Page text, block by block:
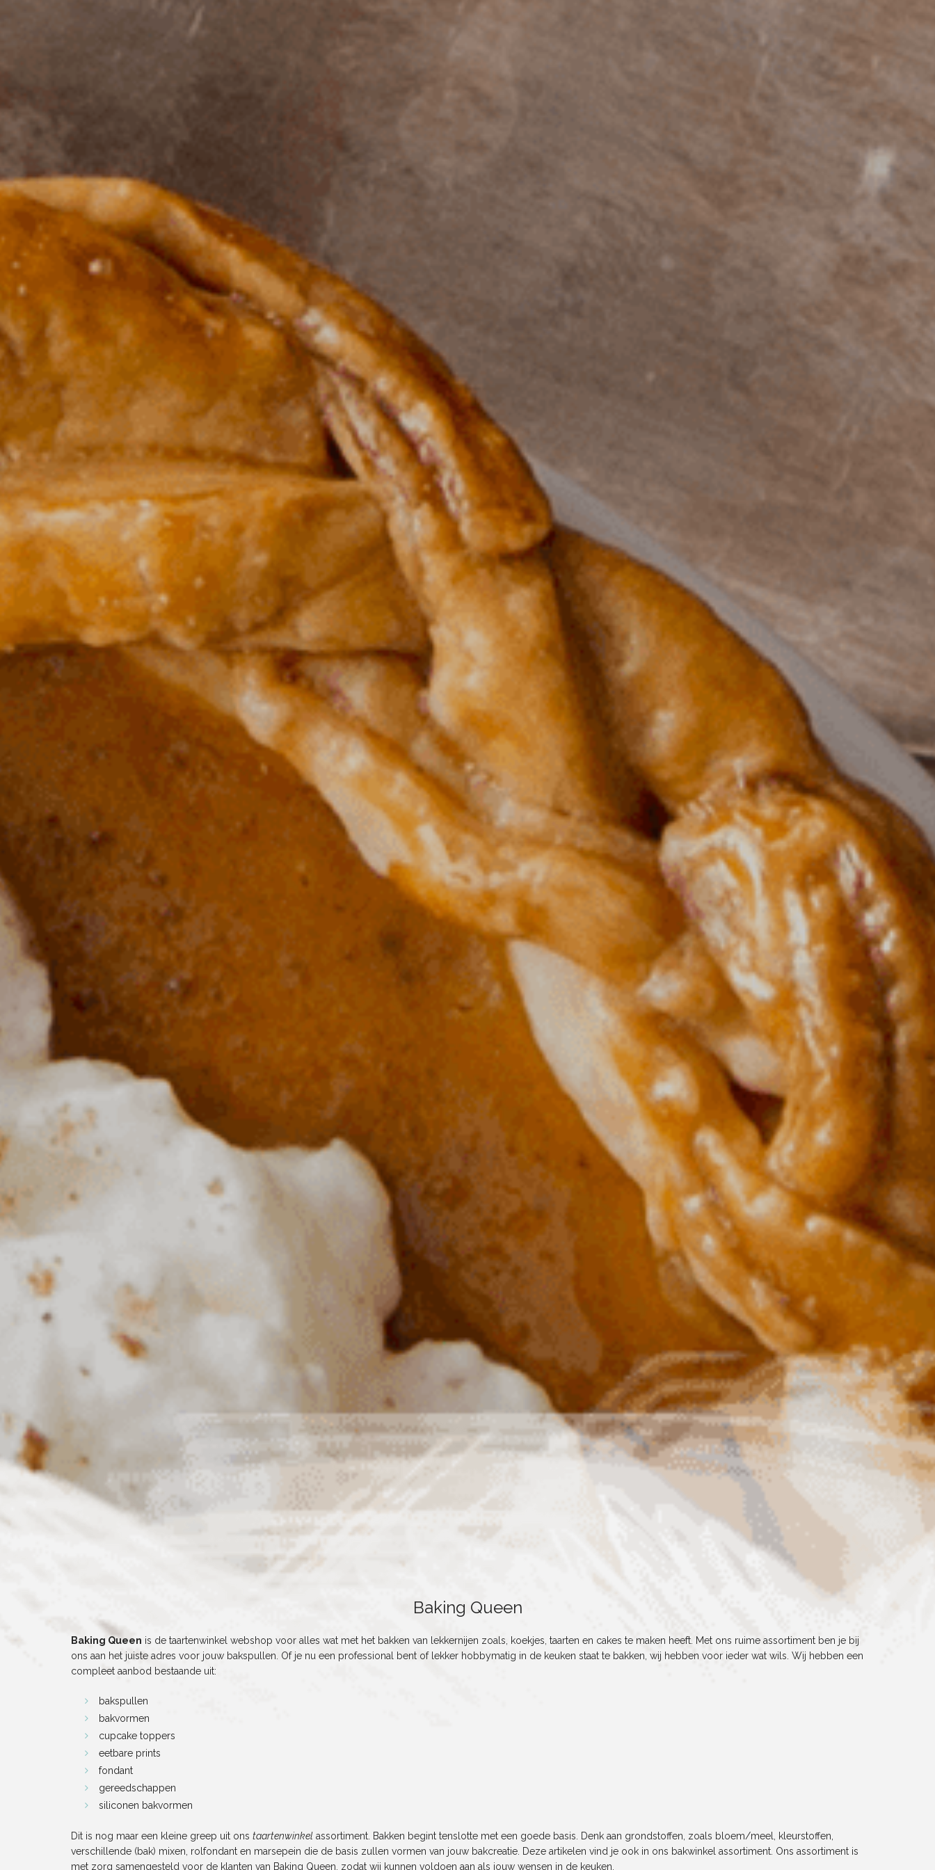
Baking Queen
Baking Queen is de taartenwinkel webshop voor alles wat met het bakken van lekkernijen zoals, koekjes, taarten en cakes te maken heeft. Met ons ruime assortiment ben je bij
ons aan het juiste adres voor jouw bakspullen. Of je nu een professional bent of lekker hobbymatig in de keuken staat te bakken, wij hebben voor ieder wat wils. Wij hebben een
compleet aanbod bestaande uit:
bakspullen
bakvormen
cupcake toppers
eetbare prints
fondant
gereedschappen
siliconen bakvormen
Dit is nog maar een kleine greep uit ons taartenwinkel assortiment. Bakken begint tenslotte met een goede basis. Denk aan grondstoffen, zoals bloem/meel, kleurstoffen,
verschillende (bak) mixen, rolfondant en marsepein die de basis zullen vormen van jouw bakcreatie. Deze artikelen vind je ook in ons bakwinkel assortiment. Ons assortiment is
met zorg samengesteld voor de klanten van Baking Queen, zodat wij kunnen voldoen aan als jouw wensen in de keuken.